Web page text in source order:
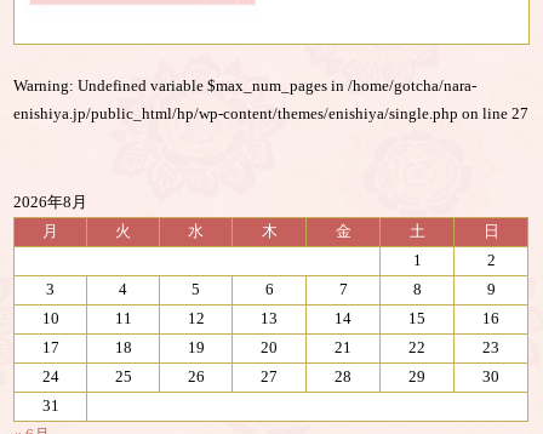
Warning: Undefined variable $max_num_pages in/home/gotcha/nara-
enishiya.jp/public_html/hp/wp-content/themes/enishiya/single.php on line27
2026年8月
月
火 水 木 金 土
日
1
2
3
4 5 6 7 8
9
10
11 12 13 14 15
16
17
18 19 20 21 22
23
24
25 26 27 28 29
30
31